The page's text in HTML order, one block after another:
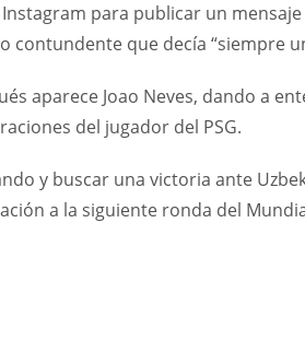
para publicar un
contundente que decía “siempre
aparece Joao Neves, dando a
del jugador del PSG.
y buscar una victoria ante
a la siguiente ronda del